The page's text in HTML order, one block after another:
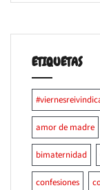
ETIQUETAS
amor de madre
bimaternidad
confesiones